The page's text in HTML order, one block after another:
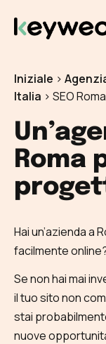
Iniziale >
Italia > SEO Roma
Roma
Hai un’azienda a
facilmente
Se non hai mai
il tuo sito non
stai
nuove